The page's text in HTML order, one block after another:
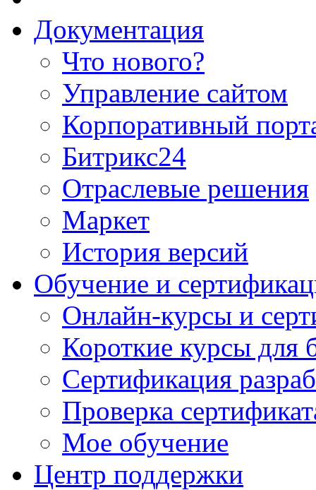
Документация
Что нового?
Управление сайтом
Корпоративный
Битрикс24
Отраслевые решения
Маркет
История версий
Обучение и
Онлайн-курсы и
Короткие курсы для
Сертификация
Проверка
Мое обучение
Центр поддержки